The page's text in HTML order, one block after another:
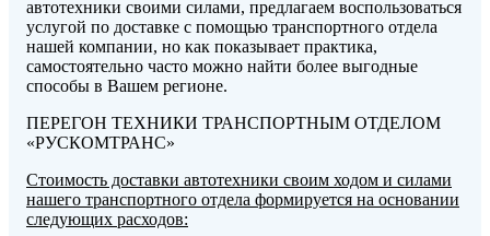
автотехники своими силами, предлагаем воспользоваться
услугой по доставке с помощью транспортного отдела
нашей компании, но как показывает практика,
самостоятельно часто можно найти более выгодные
способы в Вашем регионе.
ПЕРЕГОН ТЕХНИКИ ТРАНСПОРТНЫМ ОТДЕЛОМ
«РУСКОМТРАНС»
Стоимость доставки автотехники своим ходом и силами
нашего транспортного отдела формируется на основании
следующих расходов: